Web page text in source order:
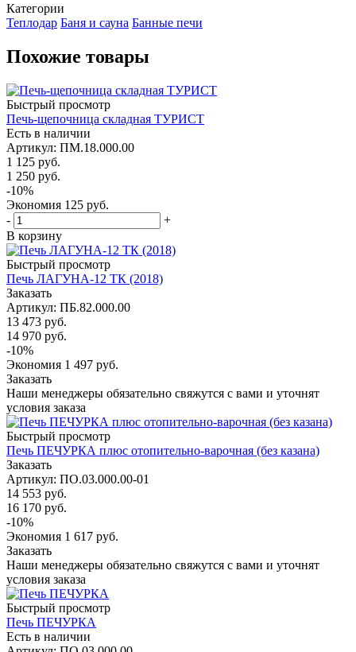
Категории
Теплодар Баня и сауна Банные печи
Похожие товары
Быстрый просмотр
Печь-щепочница складная ТУРИСТ
Есть в наличии
Артикул: ПМ.18.000.00
1 125 руб.
1 250 руб.
-10%
Экономия 125 руб.
-
+
В корзину
Быстрый просмотр
Печь ЛАГУНА-12 ТК (2018)
Заказать
Артикул: ПБ.82.000.00
13 473 руб.
14 970 руб.
-10%
Экономия 1 497 руб.
Заказать
Наши менеджеры обязательно свяжутся с вами и уточнят
условия заказа
Быстрый просмотр
Печь ПЕЧУРКА плюс отопительно-варочная (без казана)
Заказать
Артикул: ПО.03.000.00-01
14 553 руб.
16 170 руб.
-10%
Экономия 1 617 руб.
Заказать
Наши менеджеры обязательно свяжутся с вами и уточнят
условия заказа
Быстрый просмотр
Печь ПЕЧУРКА
Есть в наличии